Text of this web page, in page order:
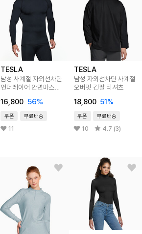
TESLA
남성 사계절 자외선차단
언더레이어 안면마스크
16,800 56%
쿠폰 무료배송
11
TESLA
남성 자외선차단 사계절
오버핏 긴팔 티셔츠
18,800 51%
쿠폰 무료배송
10 4.7 (3)